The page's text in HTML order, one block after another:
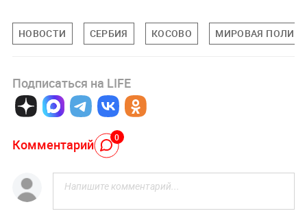
НОВОСТИ СЕРБИЯ КОСОВО МИРОВАЯ
Подписаться на LIFE
Комментарий 0